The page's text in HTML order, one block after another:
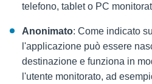
telefono, tablet o PC
Anonimato: Come indicato
l'applicazione può essere
destinazione e funziona in
l'utente monitorato, ad